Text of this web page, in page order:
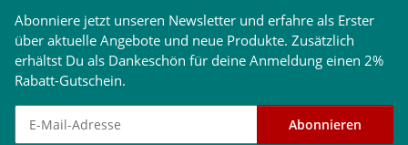
Abonniere jetzt unseren Newsletter und erfahre als Erster
über aktuelle Angebote und neue Produkte. Zusätzlich
erhältst Du als Dankeschön für deine Anmeldung einen 2%
Rabatt-Gutschein.
Newsletter abonnieren Abonnieren